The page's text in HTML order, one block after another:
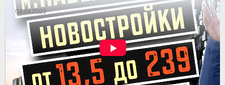
ЖК "ВернадSKY" (VernadSKY)
04.04.2023